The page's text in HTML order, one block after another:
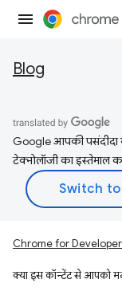
Blog
Google आपकी पसंदीदा
टेक्नोलॉजी का इस्तेमाल
Chrome for
क्या इस कॉन्टेंट से आपको